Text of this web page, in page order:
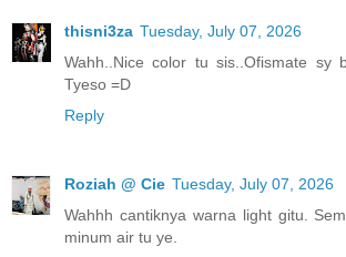
thisni3za Tuesday, July 07, 2026
Wahh..Nice color tu sis..Ofismate sy
Tyeso =D
Reply
Roziah @ Cie Tuesday, July 07, 2026
Wahhh cantiknya warna light gitu.
minum air tu ye.